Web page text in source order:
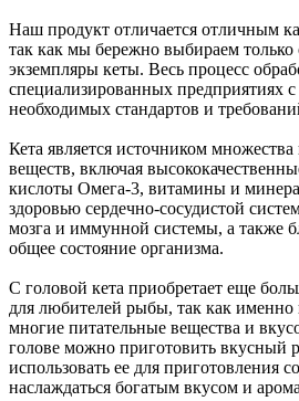
Наш продукт отличается отличным
так как мы бережно выбираем
экземпляры кеты. Весь процесс
специализированных предприятиях
необходимых стандартов и
Кета является источником
веществ, включая
кислоты Омега-3, витамины и
здоровью сердечно-сосудистой
мозга и иммунной системы, а также
общее состояние организма.
С головой кета приобретает еще
для любителей рыбы, так как именно
многие питательные вещества и
голове можно приготовить вкусный
использовать ее для приготовления
наслаждаться богатым вкусом и